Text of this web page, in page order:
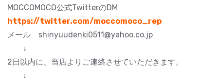
MOCCOMOCO公式TwitterのDM
https://twitter.com/moccomoco_rep
メール shinyuudenki0511@yahoo.co.jp
↓
2日以内に、当店よりご連絡させていただきます。
↓